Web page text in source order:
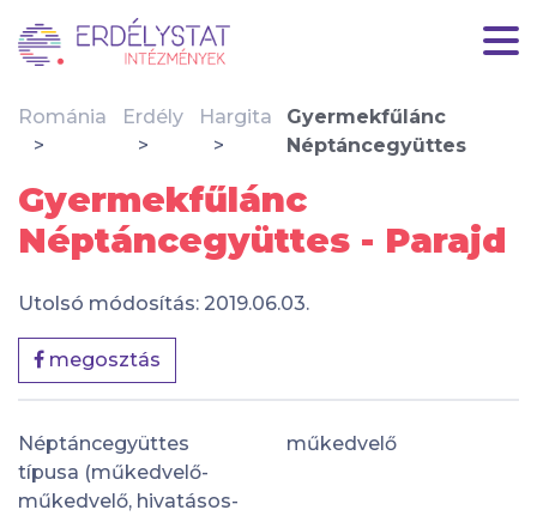
Románia Erdély Hargita
Gyermekfűlánc
Néptáncegyüttes
Gyermekfűlánc
Néptáncegyüttes - Parajd
Utolsó módosítás: 2019.06.03.
megosztás
Néptáncegyüttes
típusa (műkedvelő-
műkedvelő, hivatásos-
műkedvelő